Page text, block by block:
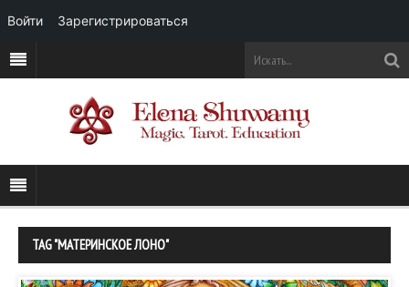
TAG "МАТЕРИНСКОЕ ЛОНО"
Войти Зарегистрироваться